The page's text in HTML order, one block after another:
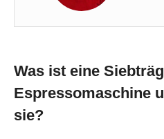
Was ist eine
Espressomaschine
sie?